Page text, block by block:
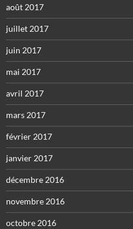
août 2017
juillet 2017
juin 2017
mai 2017
avril 2017
mars 2017
février 2017
janvier 2017
décembre 2016
novembre 2016
octobre 2016